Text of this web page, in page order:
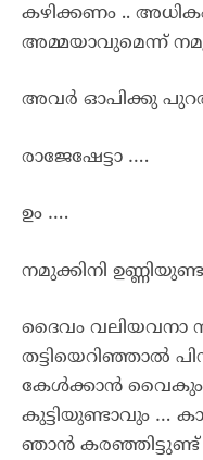
കഴിക്കണം ..
അമ്മയാവുമെന്ന്
അവർ ഓപിക്കു
രാജേഷേട്ടാ ….
ഉം ….
നമുക്കിനി
ദൈവം വലിയവനാ
തട്ടിയെറിഞ്ഞാൽ
കേൾക്കാൻ വൈകും
കുട്ടിയുണ്ടാവും …
ഞാൻ